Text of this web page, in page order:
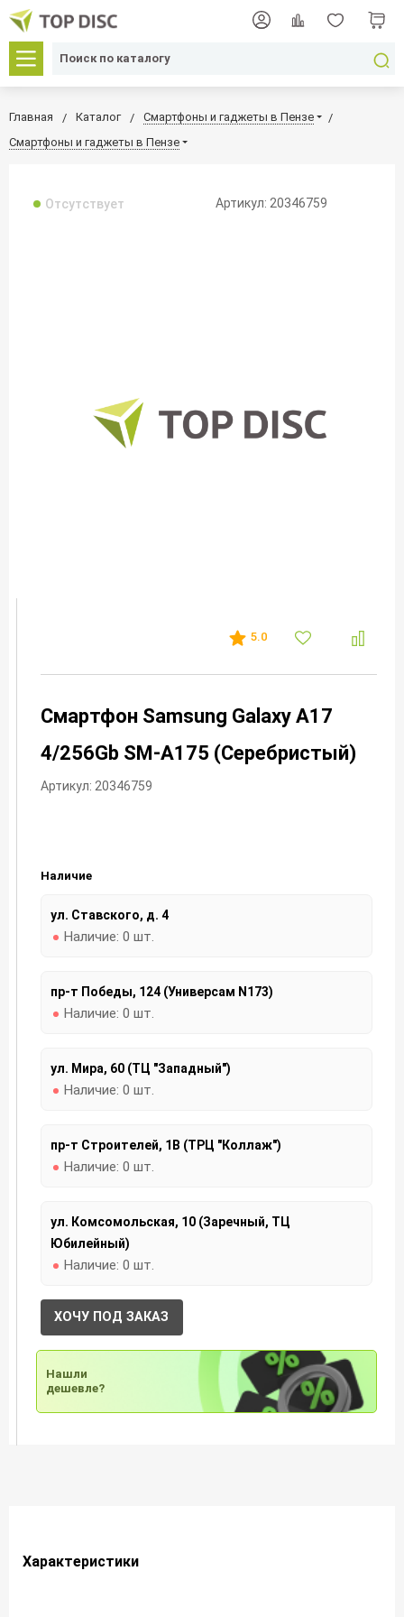
Главная Каталог
Смартфоны и гаджеты в Пензе
Смартфоны и гаджеты в Пензе
Отсутствует Артикул: 20346759
5.0
Смартфон Samsung Galaxy A17
4/256Gb SM-A175 (Серебристый)
Артикул: 20346759
Наличие
ул. Ставского, д. 4
Наличие: 0 шт.
пр-т Победы, 124 (Универсам N173)
Наличие: 0 шт.
ул. Мира, 60 (ТЦ "Западный")
Наличие: 0 шт.
пр-т Строителей, 1В (ТРЦ "Коллаж")
Наличие: 0 шт.
ул. Комсомольская, 10 (Заречный, ТЦ
Юбилейный)
Наличие: 0 шт.
ХОЧУ ПОД ЗАКАЗ
Нашли
дешевле?
Характеристики